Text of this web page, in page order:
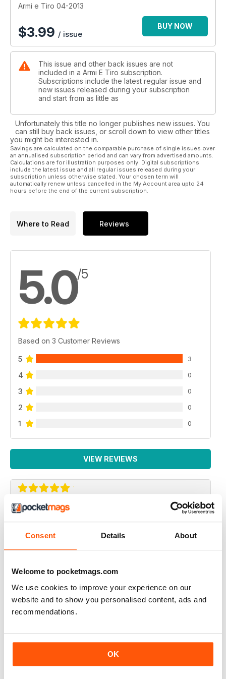
Consent Details About
Welcome to pocketmags.com
We use cookies to improve your experience on our
website and to show you personalised content, ads and
recommendations.
OK
Ruger per presidiare il segmento delle compatte in 9mm. Ma
le sorprese per i nostri lettori appassionati di caccia non sono
finite. In anteprima assoluta la nuova creazione dei fratelli
Piotti: come trasformare un bel semiautomatico Benelli in un
fuoriserie da 9.000 euro! E ancora: un’altra doppietta per
calibro .410, gioiellino che costa meno di un semiautomatico
di alta gamma. Sempre per la caccia, la Sauer 202 in versione
Synchro, uno dei kit completo di ottica che l’importatore
Bignami ha messo a punto per i cacciatori di selezione. Per
provato lo Schmeisser Ultra match con canna di 20 pollici
Lothar Walther in calibro .223 Remington. Inoltre, sono ben
due i reportage: quello dall’Iwa, pochi giorni dopo la chiusura
della grande fiera di Norimberga, con 32 pagine dedicate
alle tante novità delle principali aziende europee; e quello
dell’Hunting show di Vicenza, evento sempre più apprezzato
da tanti cacciatori italiani.
Armi e Tiro 04-2013
$3.99 / issue
BUY NOW
This issue and other back issues are not
included in a Armi E Tiro subscription.
Subscriptions include the latest regular issue and
new issues released during your subscription
and start from as little as
Unfortunately this title no longer publishes new issues. You
can still buy back issues, or scroll down to view other titles
you might be interested in.
Savings are calculated on the comparable purchase of single issues over
an annualised subscription period and can vary from advertised amounts.
Calculations are for illustration purposes only. Digital subscriptions
include the latest issue and all regular issues released during your
subscription unless otherwise stated. Your chosen term will
automatically renew unless cancelled in the My Account area upto 24
hours before the end of the current subscription.
Where to Read Reviews
5.0/5
Based on 3 Customer Reviews
5 3
4 0
3 0
2 0
1 0
VIEW REVIEWS
SONO INTERESSATO AD AVERE UNA
RECENSIONE SULSA DEGUENTE PISTOLA
bernardelli cal.22 modella 69
indirizzo email :salina.massimo@gmail.com
Reviewed 06 January 2015
La migliore nel suo genere.
Reviewed 26 September 2012